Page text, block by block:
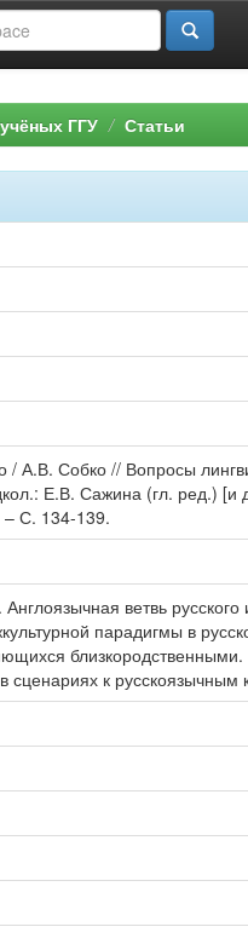
ГГУ Статьи
/ А.В. Собко // Вопросы
Е.В. Сажина (гл. ред.) [и
С. 134-139.
ветвь русского
парадигмы в
близкородственными.
сценариях к